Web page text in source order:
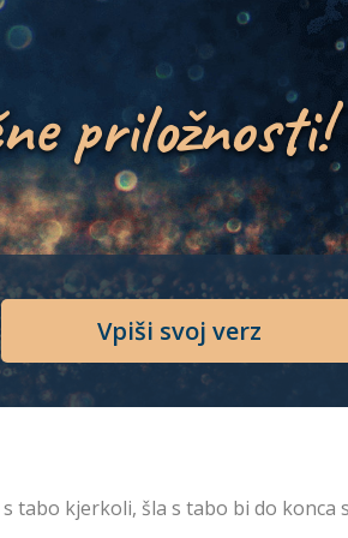
priložnosti!
Vpiši svoj verz
tabo kjerkoli, šla s tabo bi do konca